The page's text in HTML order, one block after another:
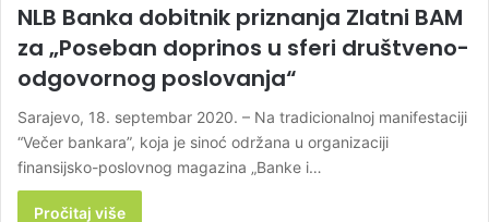
NLB Banka dobitnik priznanja Zlatni BAM
za „Poseban doprinos u sferi društveno-
odgovornog poslovanja“
Sarajevo, 18. septembar 2020. – Na tradicionalnoj manifestaciji
“Večer bankara”, koja je sinoć održana u organizaciji
finansijsko-poslovnog magazina „Banke i…
Pročitaj više